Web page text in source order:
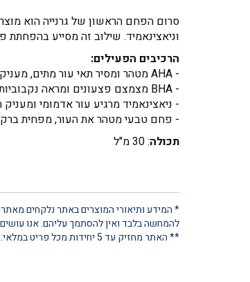
וניאצינאמיד. שילוב זה מסייע
הרכיבים הפעילים:
- AHA מטהר ומסיר תאי עור מתים, מעניק אפקט פיליניג מחדש לעור.
- BHA מצמצם פצעונים ומראה נקבוביות.
- ניאצינאמיד מרגיע עור אדמומי
- פחם טבעי מטהר את העור, מפחית
תכולה: 30 מ"ל
* המידע ותיאורי המוצרים באתר נלקחים
להמחשה בלבד ואין להסתמך עליהם. אנו
** האתר מחזיק עד 5 יחידות מכל פריט במלאי. להזמנות העולות על כמות זו, נא ליצור קשר ישיר